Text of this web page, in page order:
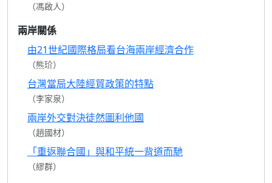
（馮啟人）
兩岸關係
由21世紀國際格局看台海兩岸經濟合作
（熊玠）
台灣當局大陸經貿政策的特點
（李家泉）
兩岸外交對決徒然圖利他國
（趙國材）
「重返聯合國」與和平統一背道而馳
（繆群）